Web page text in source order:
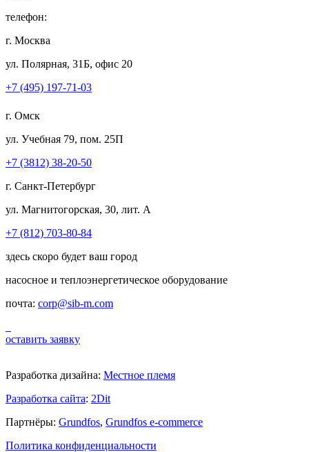
телефон:
г. Москва
ул. Полярная, 31Б, офис 20
+7 (495) 197-71-03
г. Омск
ул. Учебная 79, пом. 25П
+7 (3812) 38-20-50
г. Санкт-Петербург
ул. Магнитогорская, 30, лит. А
+7 (812) 703-80-84
здесь скоро будет ваш город
насосное и теплоэнергетическое оборудование
почта: corp@sib-m.com
оставить заявку
Разработка дизайна: Местное племя
Разработка сайта: 2Dit
Партнёры: Grundfos, Grundfos e-commerce
Политика конфиденциальности